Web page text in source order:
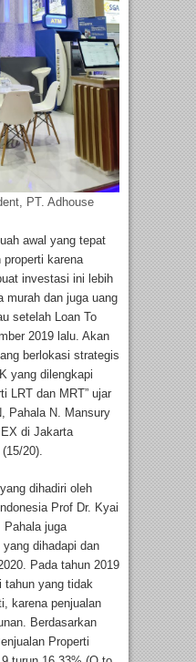
PT. Adhouse
awal yang tepat
karena
investasi ini lebih
murah dan juga uang
setelah Loan To
2019 lalu. Akan
berlokasi strategis
yang dilengkapi
LRT dan MRT” ujar
Pahala N. Mansury
di Jakarta
20).
dihadiri oleh
Prof Dr. Kyai
Pahala juga
dihadapi dan
Pada tahun 2019
tahun yang tidak
karena penjualan
Berdasarkan
Properti